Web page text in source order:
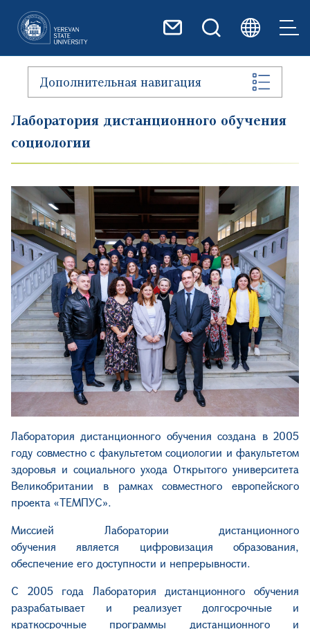
Дополнительная навигация
Лаборатория дистанционного обучения
социологии
Лаборатория дистанционного обучения создана в 2005
году совместно с факультетом социологии и факультетом
здоровья и социального ухода Открытого университета
Великобритании в рамках совместного европейского
проекта «ТЕМПУС».
Миссией Лаборатории дистанционного
обученияявляется цифровизация образования,
обеспечение его доступности и непрерывности.
С 2005 года Лаборатория дистанционного обучения
разрабатывает и реализует долгосрочные и
краткосрочные программы дистанционного и